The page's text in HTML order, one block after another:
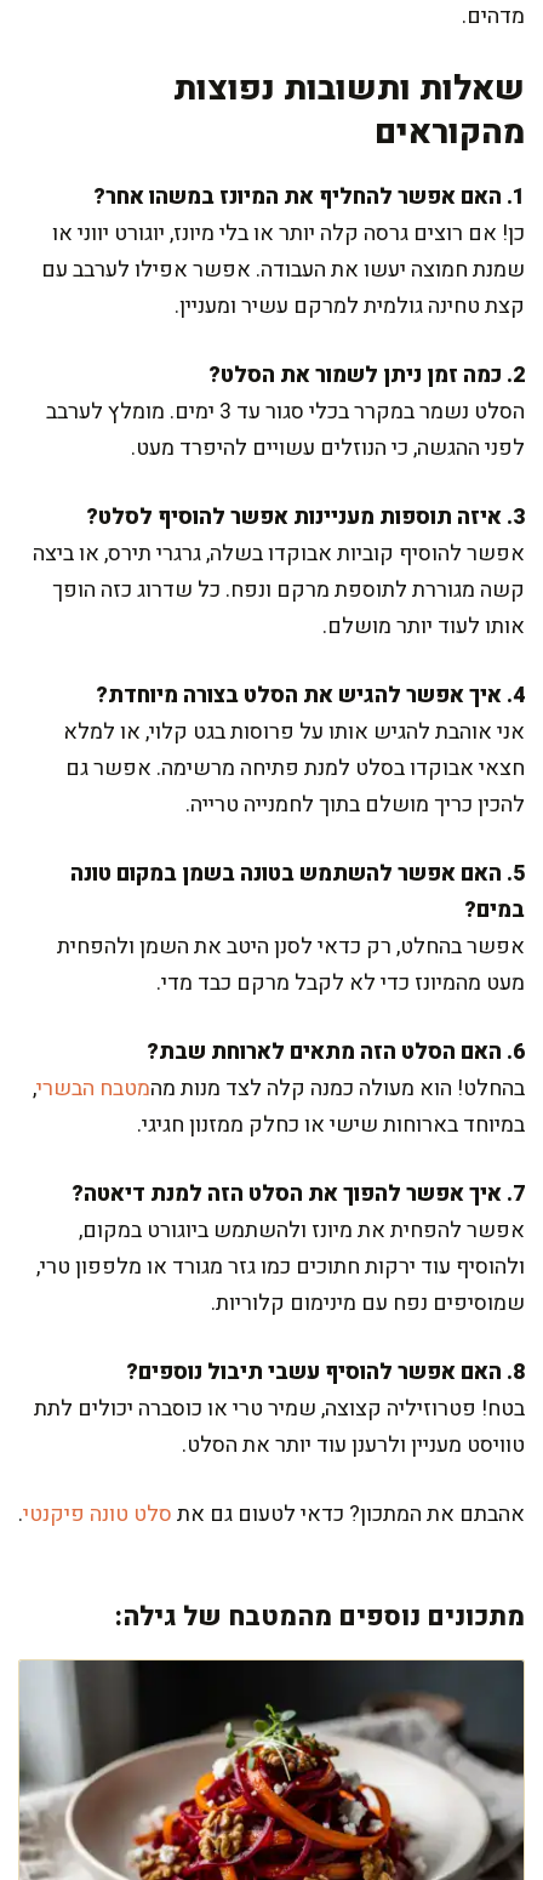
מדהים.
שאלות ותשובות נפוצות
מהקוראים
1. האם אפשר להחליף את המיונז במשהו אחר?
כן! אם רוצים גרסה קלה יותר או בלי מיונז, יוגורט יווני או
שמנת חמוצה יעשו את העבודה. אפשר אפילו לערבב עם
קצת טחינה גולמית למרקם עשיר ומעניין.
2. כמה זמן ניתן לשמור את הסלט?
הסלט נשמר במקרר בכלי סגור עד 3 ימים. מומלץ לערבב
לפני ההגשה, כי הנוזלים עשויים להיפרד מעט.
3. איזה תוספות מעניינות אפשר להוסיף לסלט?
אפשר להוסיף קוביות אבוקדו בשלה, גרגרי תירס, או ביצה
קשה מגוררת לתוספת מרקם ונפח. כל שדרוג כזה הופך
אותו לעוד יותר מושלם.
4. איך אפשר להגיש את הסלט בצורה מיוחדת?
אני אוהבת להגיש אותו על פרוסות בגט קלוי, או למלא
חצאי אבוקדו בסלט למנת פתיחה מרשימה. אפשר גם
להכין כריך מושלם בתוך לחמנייה טרייה.
5. האם אפשר להשתמש בטונה בשמן במקום טונה
במים?
אפשר בהחלט, רק כדאי לסנן היטב את השמן ולהפחית
מעט מהמיונז כדי לא לקבל מרקם כבד מדי.
6. האם הסלט הזה מתאים לארוחת שבת?
בהחלט! הוא מעולה כמנה קלה לצד מנות מהמטבח הבשרי,
במיוחד בארוחות שישי או כחלק ממזנון חגיגי.
7. איך אפשר להפוך את הסלט הזה למנת דיאטה?
אפשר להפחית את מיונז ולהשתמש ביוגורט במקום,
ולהוסיף עוד ירקות חתוכים כמו גזר מגורד או מלפפון טרי,
שמוסיפים נפח עם מינימום קלוריות.
8. האם אפשר להוסיף עשבי תיבול נוספים?
בטח! פטרוזיליה קצוצה, שמיר טרי או כוסברה יכולים לתת
טוויסט מעניין ולרענן עוד יותר את הסלט.
אהבתם את המתכון? כדאי לטעום גם אתסלט טונה פיקנטי.
מתכונים נוספים מהמטבח של גילה: